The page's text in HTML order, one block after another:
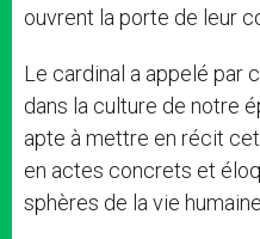
ouvrent la porte de leur
Le cardinal a appelé par
dans la culture de notre
apte à mettre en récit
en actes concrets et
sphères de la vie humaine